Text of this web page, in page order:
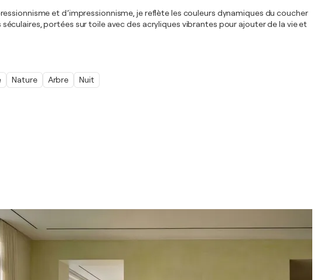
et d’impressionnisme, je reflète les couleurs dynamiques du coucher
portées sur toile avec des acryliques vibrantes pour ajouter de la vie et
Nature Arbre Nuit